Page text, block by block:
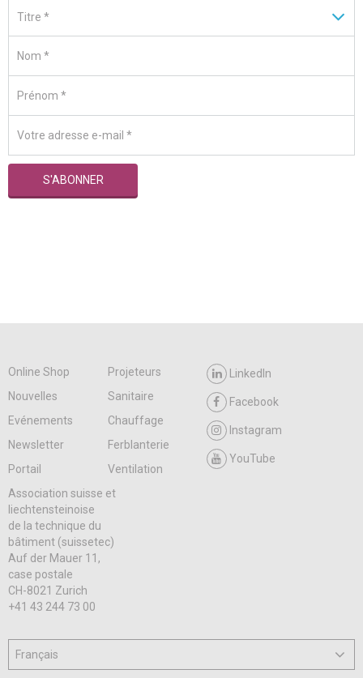
Online Shop
Projeteurs
Nouvelles
Sanitaire
Evénements
Chauffage
Newsletter
Ferblanterie
Portail
Ventilation
LinkedIn
Facebook
Instagram
YouTube
Association suisse et
liechtensteinoise
de la technique du
bâtiment (suissetec)
Auf der Mauer 11,
case postale
CH-8021 Zurich
+41 43 244 73 00